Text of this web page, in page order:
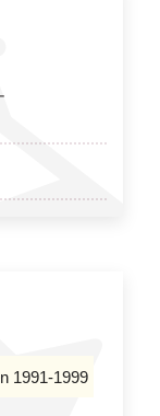
1991-1999